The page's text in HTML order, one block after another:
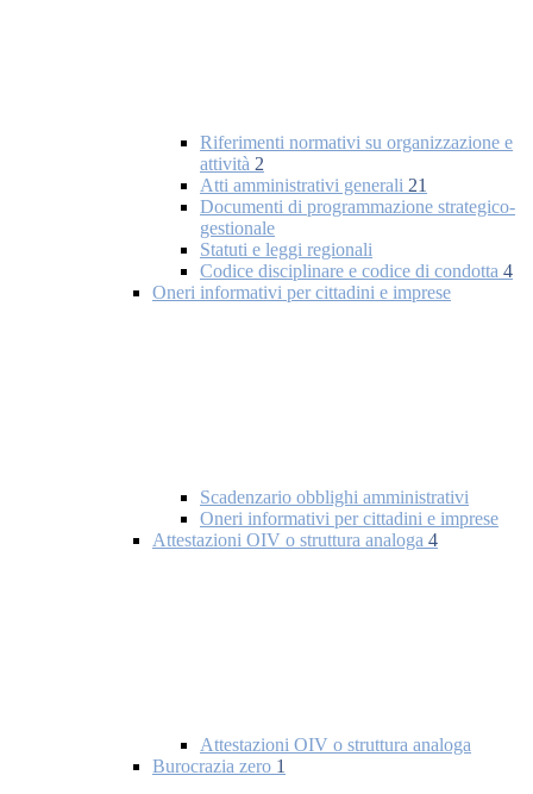
Riferimenti normativi su organizzazione e
attività 2
Atti amministrativi generali 21
Documenti di programmazione strategico-
gestionale
Statuti e leggi regionali
Codice disciplinare e codice di condotta 4
Oneri informativi per cittadini e imprese
Scadenzario obblighi amministrativi
Oneri informativi per cittadini e imprese
Attestazioni OIV o struttura analoga 4
Attestazioni OIV o struttura analoga
Burocrazia zero 1